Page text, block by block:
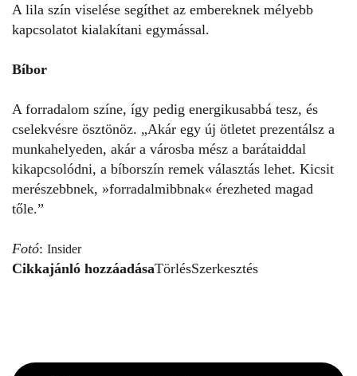
A lila szín viselése segíthet az embereknek mélyebb
kapcsolatot kialakítani egymással.
Bíbor
A forradalom színe, így pedig energikusabbá tesz, és
cselekvésre ösztönöz. „Akár egy új ötletet prezentálsz a
munkahelyeden, akár a városba mész a barátaiddal
kikapcsolódni, a bíborszín remek választás lehet. Kicsit
merészebbnek, »forradalmibbnak« érezheted magad
tőle.”
Fotó: Insider
Cikkajánló hozzáadásaTörlésSzerkesztés